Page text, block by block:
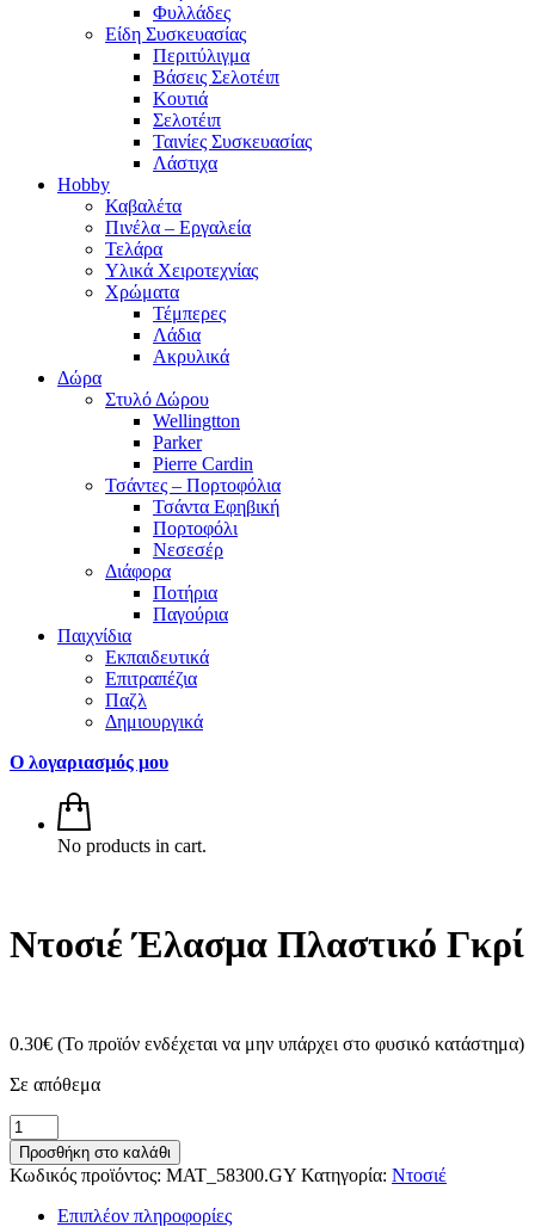
Φυλλάδες
Είδη Συσκευασίας
Περιτύλιγμα
Βάσεις Σελοτέιπ
Κουτιά
Σελοτέιπ
Ταινίες Συσκευασίας
Λάστιχα
Hobby
Καβαλέτα
Πινέλα – Εργαλεία
Τελάρα
Υλικά Χειροτεχνίας
Χρώματα
Τέμπερες
Λάδια
Ακρυλικά
Δώρα
Στυλό Δώρου
Wellingtton
Parker
Pierre Cardin
Τσάντες – Πορτοφόλια
Τσάντα Εφηβική
Πορτοφόλι
Νεσεσέρ
Διάφορα
Ποτήρια
Παγούρια
Παιχνίδια
Εκπαιδευτικά
Επιτραπέζια
Παζλ
Δημιουργικά
Ο λογαριασμός μου
No products in cart.
Ντοσιέ Έλασμα Πλαστικό Γκρί
0.30€ (Το προϊόν ενδέχεται να μην υπάρχει στο φυσικό κατάστημα)
Σε απόθεμα
Ντοσιέ
Έλασμα
Πλαστικό
Γκρί
ποσότητα
Προσθήκη στο καλάθι
Κωδικός προϊόντος: MAT_58300.GY Κατηγορία: Ντοσιέ
Επιπλέον πληροφορίες